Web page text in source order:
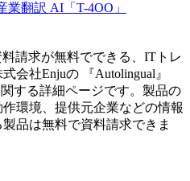
業翻訳 AI「T-4OO」
請求が無料でできる、ITトレ
式会社Enjuの 『Autolingual』
する詳細ページです。製品の
環境、提供元企業などの情報
品は無料で資料請求できま